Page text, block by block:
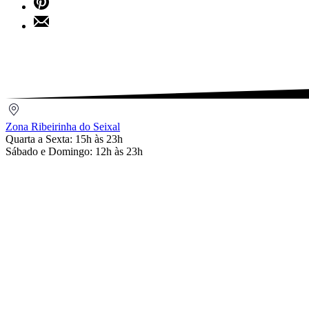
do
Seixal
Zona Ribeirinha do Seixal
Quarta a Sexta: 15h às 23h
Sábado e Domingo: 12h às 23h